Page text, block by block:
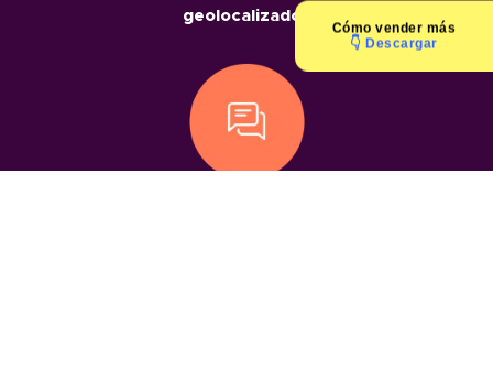
Cómovender más
👇 Descargar
geolocalizados